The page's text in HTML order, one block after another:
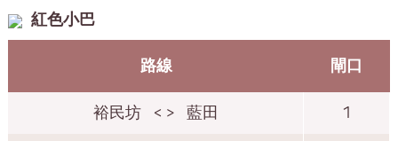
紅色小巴
路線 閘口
裕民坊 < > 藍田 1